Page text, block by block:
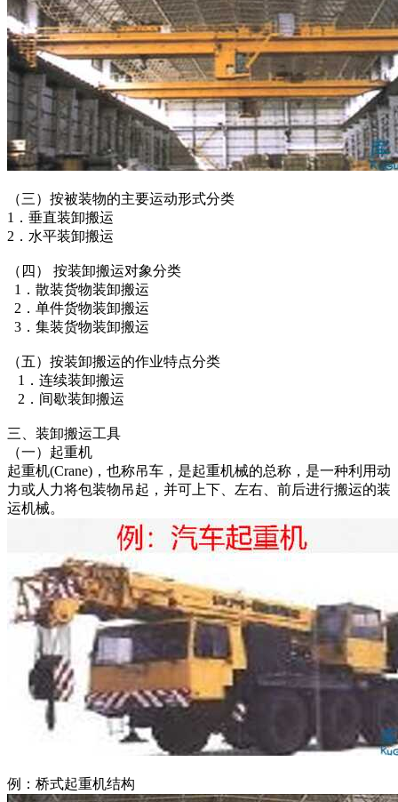
（三）按被装物的主要运动形式分类
1．垂直装卸搬运
2．水平装卸搬运
（四） 按装卸搬运对象分类
1．散装货物装卸搬运
2．单件货物装卸搬运
3．集装货物装卸搬运
（五）按装卸搬运的作业特点分类
1．连续装卸搬运
2．间歇装卸搬运
三、装卸搬运工具
（一）起重机
起重机(Crane)，也称吊车，是起重机械的总称，是一种利用动
力或人力将包装物吊起，并可上下、左右、前后进行搬运的装
运机械。
例：桥式起重机结构